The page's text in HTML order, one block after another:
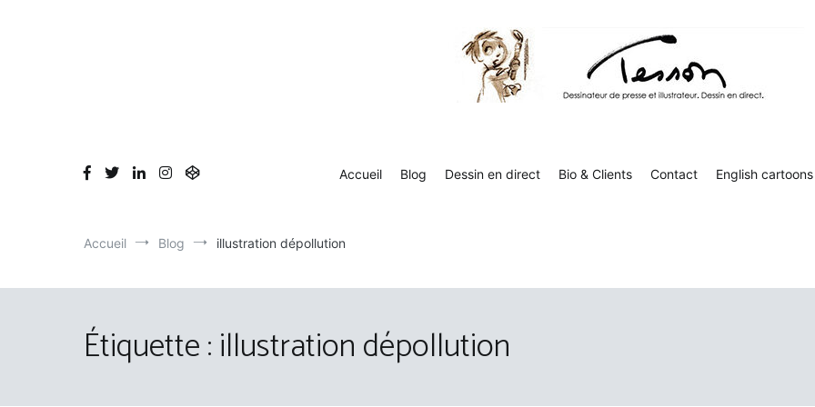
Accueil Blog Dessin en direct Bio & Clients Contact English cartoons
Accueil Blog illustration dépollution
Étiquette :illustration dépollution